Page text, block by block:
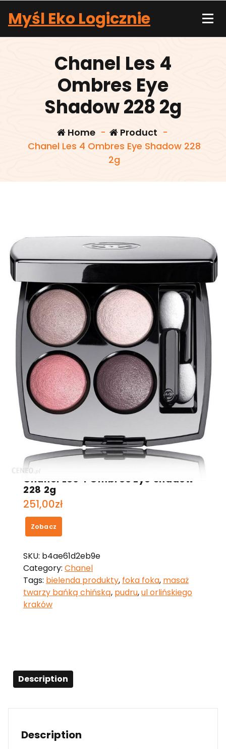
content
Myśl Eko Logicznie
Chanel Les 4
Ombres Eye
Shadow 228 2g
Home- Product -
Chanel Les 4 Ombres Eye Shadow 228
2g
Chanel Les 4 Ombres Eye Shadow
228 2g
251,00zł
Zobacz
SKU: b4ae61d2eb9e
Category: Chanel
Tags: bielenda produkty, foka foka, masaż
twarzy bańką chińską, pudru,ul orlińskiego
kraków
Description
Description